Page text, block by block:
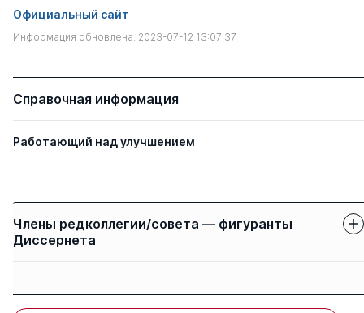
Официальный сайт
Информация обновлена: 2023-07-12 13:07:37
Справочная информация
Работающий над улучшением
Члены редколлегии/совета — фигуранты
Диссернета